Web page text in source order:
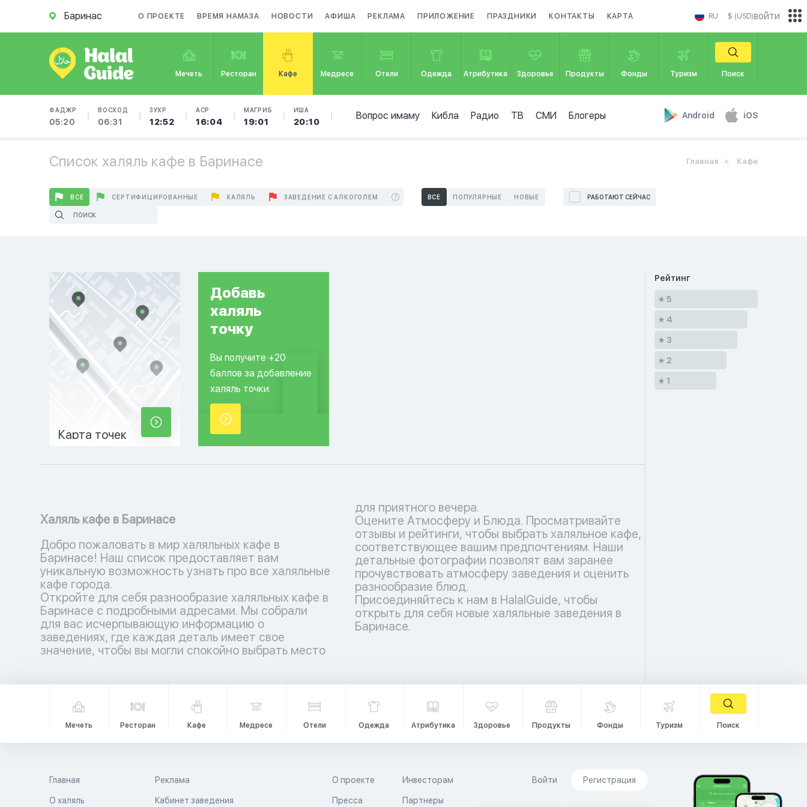
Баринас О ПРОЕКТЕ ВРЕМЯ НАМАЗА НОВОСТИ АФИША РЕКЛАМА ПРИЛОЖЕНИЕ ПРАЗДНИКИ КОНТАКТЫ КАРТА RU $ (USD)
Мечеть Ресторан Кафе Медресе Отели Одежда Атрибутика Здоровье Продукты Фонды Туризм Поиск
ФАДЖР
05:20
ВОСХОД
06:31
ЗУХР
12:52
АСР
16:04
МАГРИБ
19:01
ИША
20:10
Вопрос имаму Кибла Радио ТВ СМИ Блогеры Android iOS
войти
Список халяль кафе в Баринасе Главная Кафе
ВСЕ СЕРТИФИЦИРОВАННЫЕ ХАЛЯЛЬ ЗАВЕДЕНИЕ С АЛКОГОЛЕМ ВСЕ ПОПУЛЯРНЫЕ НОВЫЕ РАБОТАЮТ СЕЙЧАС
Карта точек
Добавь
халяль
точку
Вы получите +20
баллов за добавление
халяль точки.
Халяль кафе в Баринасе
Добро пожаловать в мир халяльных кафе в
Баринасе! Наш список предоставляет вам
уникальную возможность узнать про все халяльные
кафе города.
Откройте для себя разнообразие халяльных кафе в
Баринасе с подробными адресами. Мы собрали
для вас исчерпывающую информацию о
заведениях, где каждая деталь имеет свое
значение, чтобы вы могли спокойно выбрать место
для приятного вечера.
Оцените Атмосферу и Блюда. Просматривайте
отзывы и рейтинги, чтобы выбрать халяльное кафе,
соответствующее вашим предпочтениям. Наши
детальные фотографии позволят вам заранее
прочувствовать атмосферу заведения и оценить
разнообразие блюд.
Присоединяйтесь к нам в HalalGuide, чтобы
открыть для себя новые халяльные заведения в
Баринасе.
Рейтинг
5
4
3
2
1
Мечеть Ресторан Кафе Медресе Отели Одежда Атрибутика Здоровье Продукты Фонды Туризм Поиск
Главная
О халяль
Реклама
Кабинет заведения
О проекте
Пресса
Инвесторам
Партнеры
Войти Регистрация